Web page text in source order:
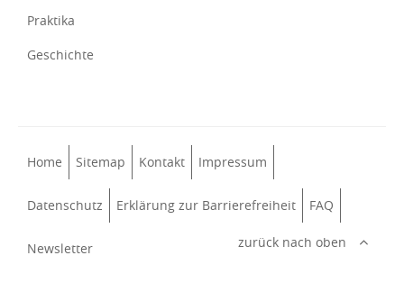
Praktika
Geschichte
Home Sitemap Kontakt Impressum
Datenschutz Erklärung zur Barrierefreiheit FAQ
Newsletter zurück nach oben